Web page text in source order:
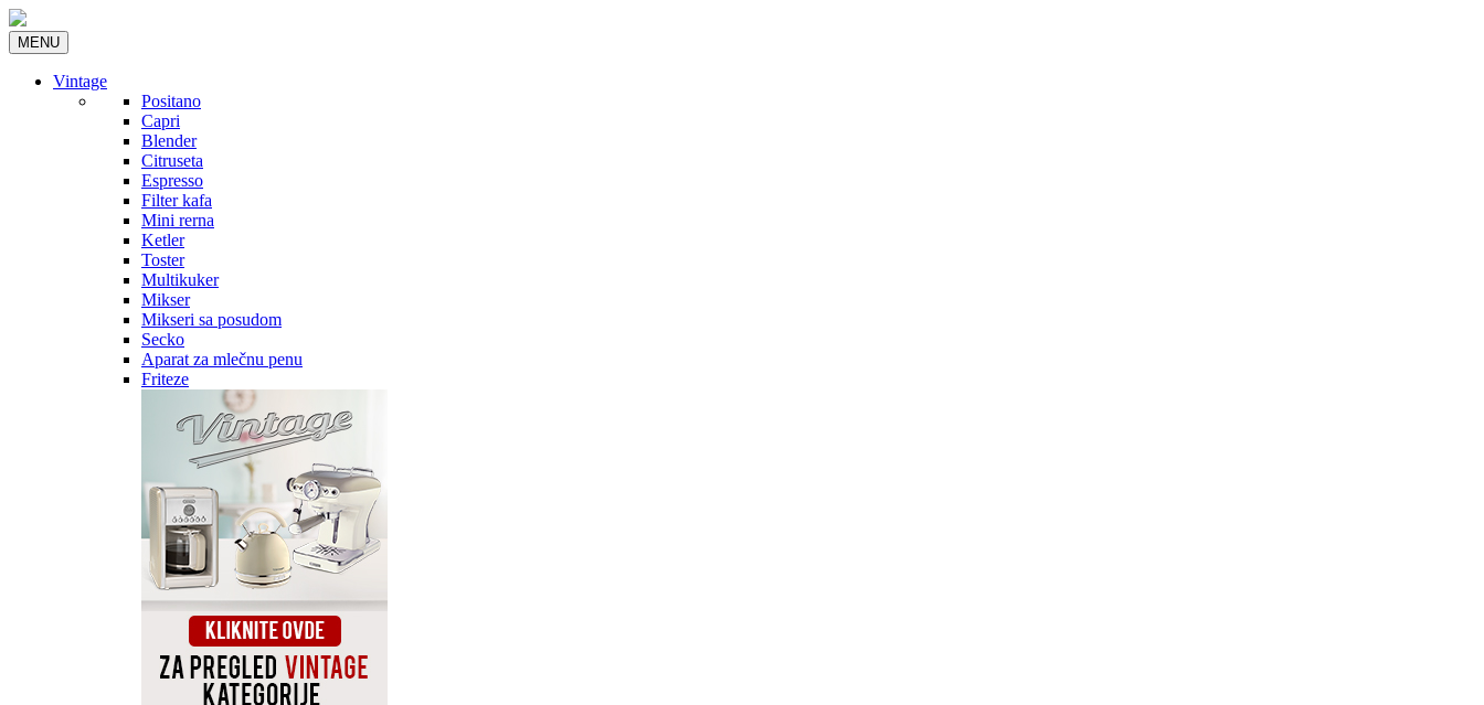
MENU
Vintage
Positano
Capri
Blender
Citruseta
Espresso
Filter kafa
Mini rerna
Ketler
Toster
Multikuker
Mikser
Mikseri sa posudom
Secko
Aparat za mlečnu penu
Friteze